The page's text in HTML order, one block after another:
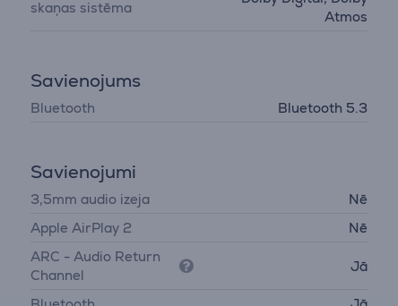
skaņas sistēma
Atmos
Savienojums
Bluetooth Bluetooth 5.3
Savienojumi
3,5mm audio izeja
Nē
Apple AirPlay 2
Nē
ARC - Audio Return
Channel
Jā